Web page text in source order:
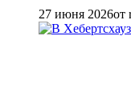
27 июня 2026от